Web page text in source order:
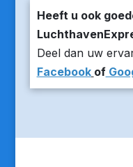
Heeft u ook
Deel dan uw
Facebook of